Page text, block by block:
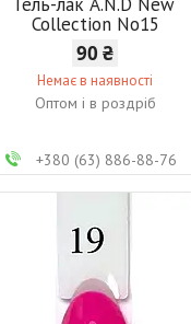
Collection No15
90 ₴
Немає в наявності
Оптом і в роздріб
+380 (63) 886-88-76